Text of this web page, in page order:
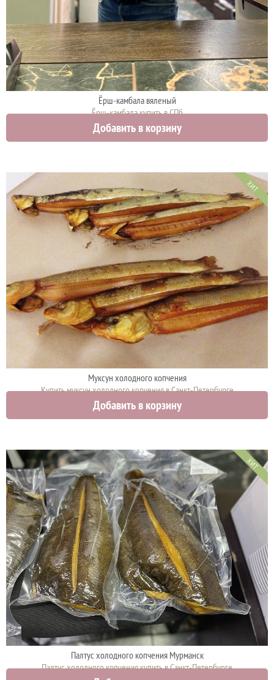
Ёрш-камбала вяленый
Ёрш-камбала купить в СПб
2000 руб.
Добавить в корзину
ХИТ
Муксун холодного копчения
Купить муксун холодного копчения в Санкт-Петербурге
2790 руб.
Добавить в корзину
ХИТ
Палтус холодного копчения Мурманск
Палтус холодного копчения купить в Санкт-Петербурге